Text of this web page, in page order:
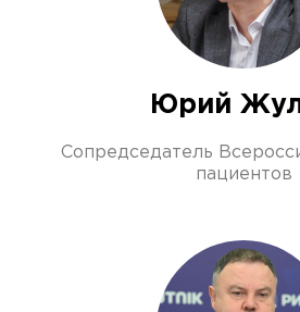
Юрий
Сопредседатель
пациентов